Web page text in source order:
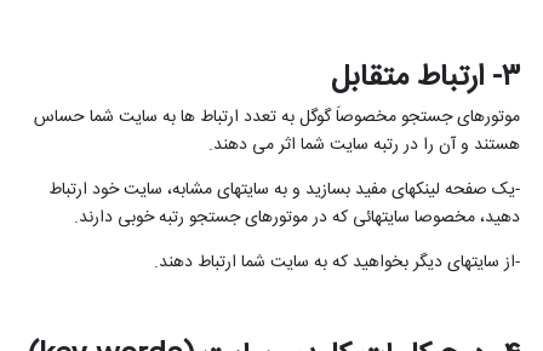
۳- ارتباط متقابل
موتورهای جستجو مخصوصاَ گوگل به تعدد ارتباط ها به سایت شما حساس
هستند و آن را در رتبه سایت شما اثر می دهند.
-یک صفحه لینکهای مفید بسازید و به سایتهای مشابه، سایت خود ارتباط
دهید، مخصوصا سایتهائی که در موتورهای جستجو رتبه خوبی دارند.
-از سایتهای دیگر بخواهید که به سایت شما ارتباط دهند.